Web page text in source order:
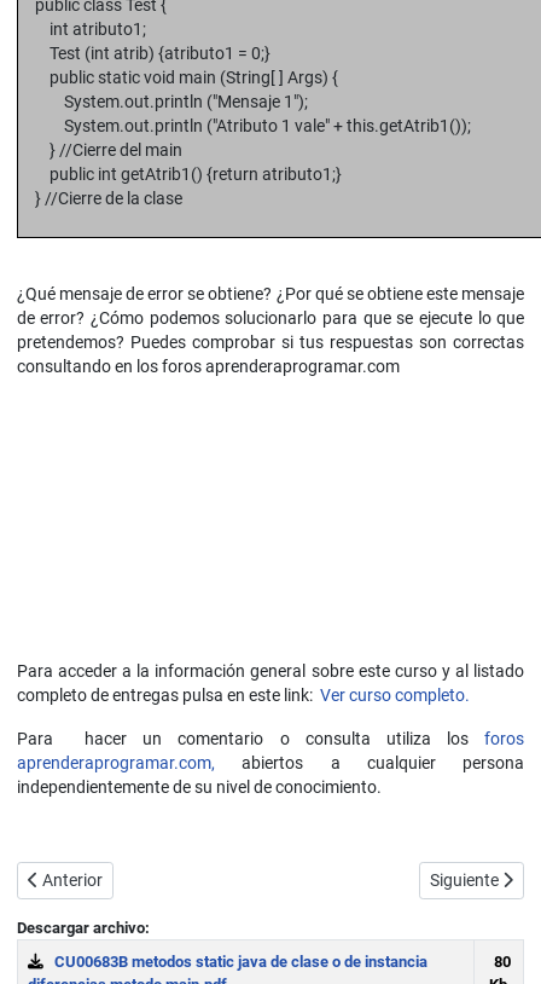
public class Test {
int atributo1;
Test (int atrib) {atributo1 = 0;}
public static void main (String[ ] Args) {
System.out.println ("Mensaje 1");
System.out.println ("Atributo 1 vale" + this.getAtrib1());
} //Cierre del main
public int getAtrib1() {return atributo1;}
} //Cierre de la clase
¿Qué mensaje de error se obtiene? ¿Por qué se obtiene este mensaje
de error? ¿Cómo podemos solucionarlo para que se ejecute lo que
pretendemos? Puedes comprobar si tus respuestas son correctas
consultando en los foros aprenderaprogramar.com
Para acceder a la información general sobre este curso y al listado
completo de entregas pulsa en este link: Ver curso completo.
Para hacer un comentario o consulta utiliza losforos
aprenderaprogramar.com, abiertos a cualquier persona
independientemente de su nivel de conocimiento.
Artículo anterior: Enumerados como clases Enum en Java.
Anterior Artículo
Siguiente
Descargar archivo:
CU00683B metodos static java de clase o de instancia
80